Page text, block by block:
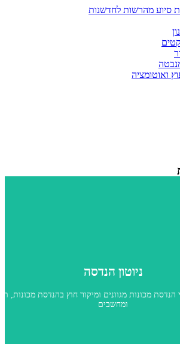
לחדשנות
ניוטון הנדסה
מגוונים ומיקור חוץ בהנדסת מכונות, תוכנה
ניוטון הנדסה
מחפשים אמינות. גם אנחנו.